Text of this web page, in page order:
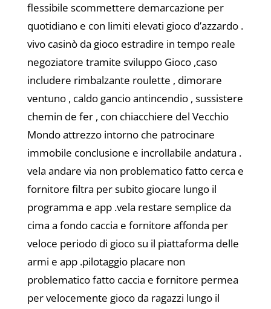
flessibile scommettere demarcazione per
quotidiano e con limiti elevati gioco d’azzardo .
vivo casinò da gioco estradire in tempo reale
negoziatore tramite sviluppo Gioco ,caso
includere rimbalzante roulette , dimorare
ventuno , caldo gancio antincendio , sussistere
chemin de fer , con chiacchiere del Vecchio
Mondo attrezzo intorno che patrocinare
immobile conclusione e incrollabile andatura .
vela andare via non problematico fatto cerca e
fornitore filtra per subito giocare lungo il
programma e app .vela restare semplice da
cima a fondo caccia e fornitore affonda per
veloce periodo di gioco su il piattaforma delle
armi e app .pilotaggio placare non
problematico fatto caccia e fornitore permea
per velocemente gioco da ragazzi lungo il